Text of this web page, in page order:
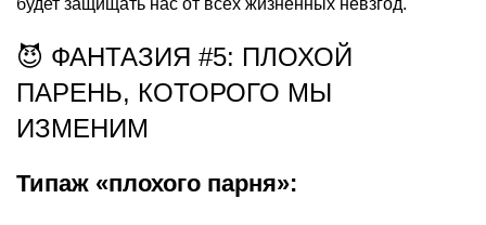
будет защищать нас от всех жизненных невзгод.
😈 ФАНТАЗИЯ #5: ПЛОХОЙ
ПАРЕНЬ, КОТОРОГО МЫ
ИЗМЕНИМ
Типаж «плохого парня»: